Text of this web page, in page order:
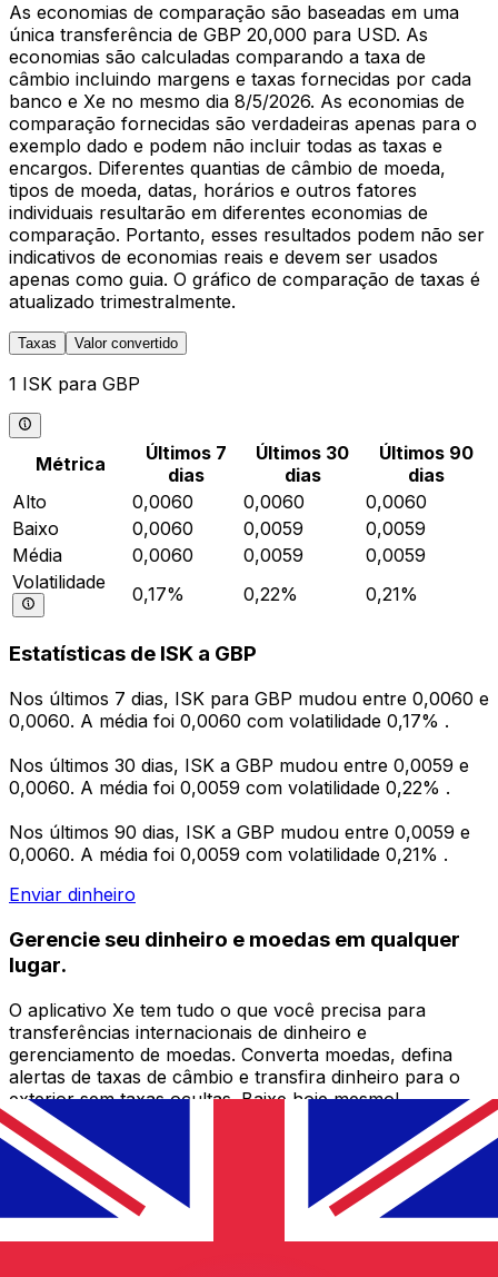
As economias de comparação são baseadas em uma
única transferência de GBP 20,000 para USD. As
economias são calculadas comparando a taxa de
câmbio incluindo margens e taxas fornecidas por cada
banco e Xe no mesmo dia 8/5/2026. As economias de
comparação fornecidas são verdadeiras apenas para o
exemplo dado e podem não incluir todas as taxas e
encargos. Diferentes quantias de câmbio de moeda,
tipos de moeda, datas, horários e outros fatores
individuais resultarão em diferentes economias de
comparação. Portanto, esses resultados podem não ser
indicativos de economias reais e devem ser usados
apenas como guia. O gráfico de comparação de taxas é
atualizado trimestralmente.
Taxas Valor convertido
1 ISK para GBP
Métrica
Últimos 7
dias
Últimos 30
dias
Últimos 90
dias
Alto
0,0060 0,0060
0,0060
Baixo
0,0060 0,0059
0,0059
Média
0,0060 0,0059
0,0059
Volatilidade
0,17% 0,22% 0,21%
Estatísticas de ISK a GBP
Nos últimos 7 dias, ISK para GBP mudou entre 0,0060 e
0,0060. A média foi 0,0060 com volatilidade 0,17% .
Nos últimos 30 dias, ISK a GBP mudou entre 0,0059 e
0,0060. A média foi 0,0059 com volatilidade 0,22% .
Nos últimos 90 dias, ISK a GBP mudou entre 0,0059 e
0,0060. A média foi 0,0059 com volatilidade 0,21% .
Enviar dinheiro
Gerencie seu dinheiro e moedas em qualquer
lugar.
O aplicativo Xe tem tudo o que você precisa para
transferências internacionais de dinheiro e
gerenciamento de moedas. Converta moedas, defina
alertas de taxas de câmbio e transfira dinheiro para o
exterior sem taxas ocultas. Baixe hoje mesmo!